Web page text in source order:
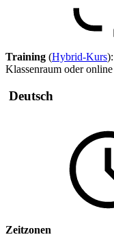
Training (Hybrid-Kurs
Klassenraum oder
Deutsch
Zeitzonen